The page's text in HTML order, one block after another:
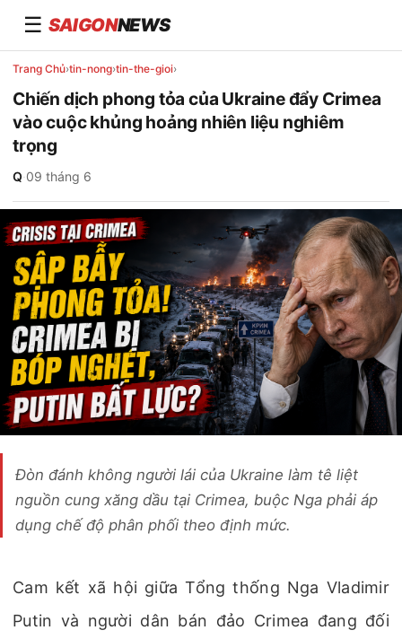
☰ SAIGONNEWS
Trang Chủ›tin-nong›tin-the-gioi›
Chiến dịch phong tỏa của Ukraine đẩy Crimea
vào cuộc khủng hoảng nhiên liệu nghiêm
trọng
Q·09 tháng 6
Đòn đánh không người lái của Ukraine làm tê liệt
nguồn cung xăng dầu tại Crimea, buộc Nga phải áp
dụng chế độ phân phối theo định mức.
Cam kết xã hội giữa Tổng thống Nga Vladimir
Putin và người dân bán đảo Crimea đang đối